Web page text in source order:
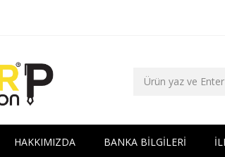
HAKKIMIZDA BANKA BİLGİLERİ